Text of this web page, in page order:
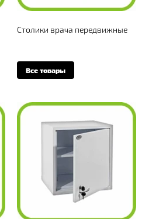
Столики врача передвижные
Все товары